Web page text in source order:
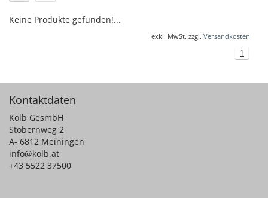
Keine Produkte gefunden!...
exkl. MwSt. zzgl. Versandkosten
1
Kontaktdaten
Kolb GesmbH
Stobernweg 2
A- 6812 Meiningen
info@kolb.at
+43 5522 37500